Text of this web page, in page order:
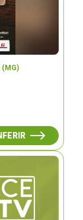
(MG)